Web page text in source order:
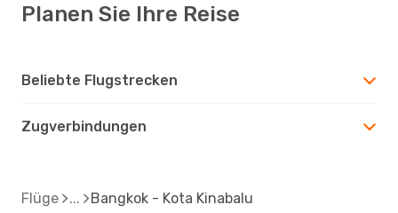
Planen Sie Ihre Reise
Beliebte Flugstrecken
Zugverbindungen
Flüge Bangkok - Kota Kinabalu